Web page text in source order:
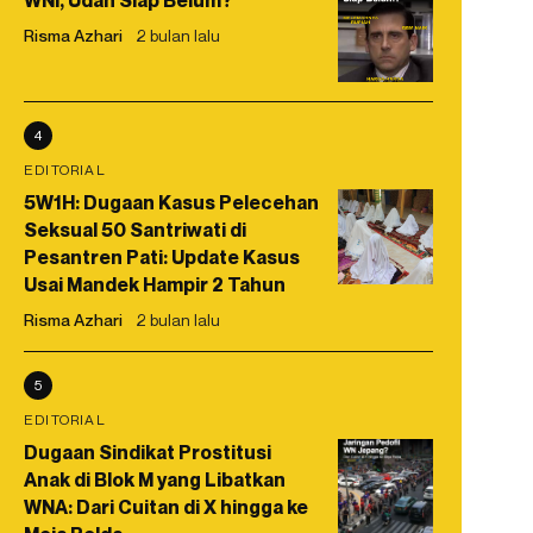
Risma Azhari 2 bulan lalu
4
EDITORIAL
5W1H: Dugaan Kasus Pelecehan
Seksual 50 Santriwati di
Pesantren Pati: Update Kasus
Usai Mandek Hampir 2 Tahun
Risma Azhari 2 bulan lalu
5
EDITORIAL
Dugaan Sindikat Prostitusi
Anak di Blok M yang Libatkan
WNA: Dari Cuitan di X hingga ke